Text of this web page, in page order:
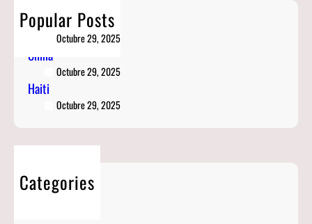
Popular Posts
Ucrania
Octubre 29, 2025
China
Octubre 29, 2025
Haiti
Octubre 29, 2025
Categories
Blog